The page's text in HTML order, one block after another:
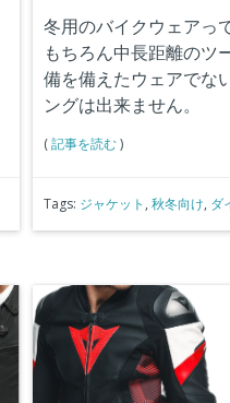
冬用のバイクウェアっ
もちろん中長距離のツ
備を備えたウェアでな
ングは出来ません。
(記事を読む)
Tags: ジャケット , 秋冬向け, ダ